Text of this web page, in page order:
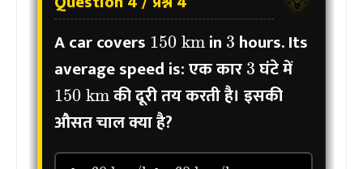
A car covers
150km
in
3
hours. Its
average speed is:एक कार
3
घंटे में
150km
की दूरी तय करती है। इसकी
औसत चाल क्या है?
60km/h 60km/h